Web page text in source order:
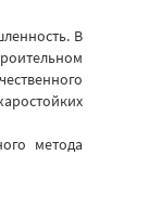
В
метода